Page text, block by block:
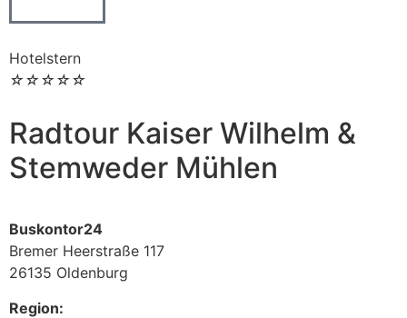
Hotelstern
☆☆☆☆☆
Radtour Kaiser Wilhelm &
Stemweder Mühlen
Buskontor24
Bremer Heerstraße 117
26135 Oldenburg
Region: